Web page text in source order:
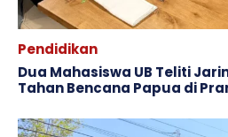
Pendidikan
Dua Mahasiswa UB Teliti
Tahan Bencana Papua di